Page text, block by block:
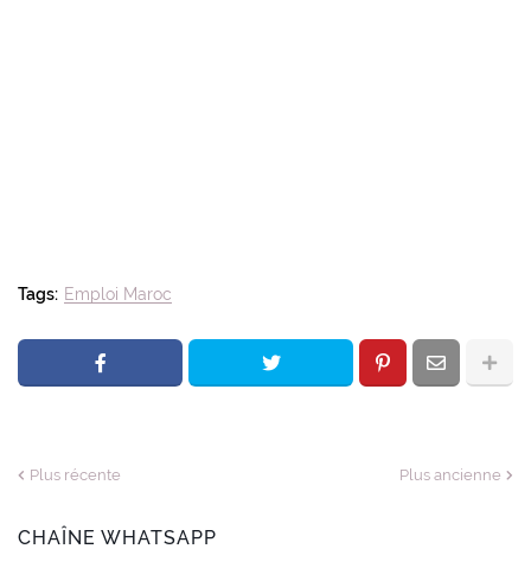
Tags: Emploi Maroc
Plus récente Plus ancienne
CHAÎNE WHATSAPP